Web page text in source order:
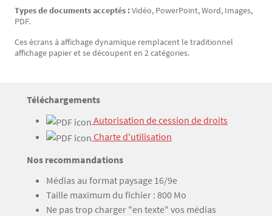
Types de documents acceptés :Vidéo, PowerPoint, Word, Images,
PDF.
Ces écrans à affichage dynamique remplacent le traditionnel
affichage papier et se découpent en 2 catégories.
Bloc(s) libre(s)
Titre
Téléchargements
Texte
Autorisation de cession de droits
Charte d'utilisation
Titre
Nos recommandations
TexteMédias au format paysage 16/9e
Taille maximum du fichier : 800 Mo
Ne pas trop charger "en texte" vos médias